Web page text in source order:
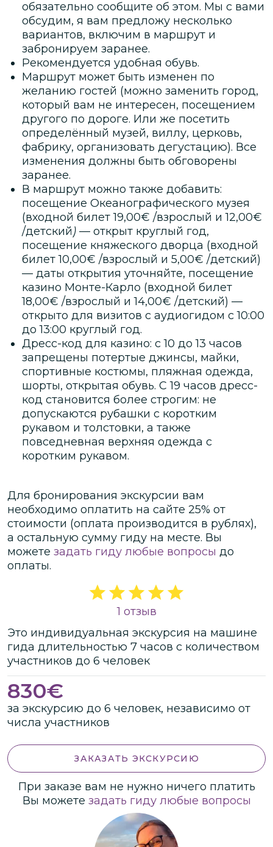
обязательно сообщите об этом. Мы с вами
обсудим, я вам предложу несколько
вариантов, включим в маршрут и
забронируем заранее.
Рекомендуется удобная обувь.
Маршрут может быть изменен по
желанию гостей (можно заменить город,
который вам не интересен, посещением
другого по дороге. Или же посетить
определённый музей, виллу, церковь,
фабрику, организовать дегустацию). Все
изменения должны быть обговорены
заранее.
‌В маршрут можно также добавить:
посещение Океанографического музея
(входной билет 19,00€ /взрослый и 12,00€
/детский) — открыт круглый год,
посещение княжеского дворца (входной
билет 10,00€ /взрослый и 5,00€ /детский)
— даты открытия уточняйте, посещение
казино Монте-Карло (входной билет
18,00€ /взрослый и 14,00€ /детский) —
открыто для визитов с аудиогидом с 10:00
до 13:00 круглый год.
Дресс-код для казино: с 10 до 13 часов
запрещены потертые джинсы, майки,
спортивные костюмы, пляжная одежда,
шорты, открытая обувь. С 19 часов дресс-
код становится более строгим: не
допускаются рубашки с коротким
рукавом и толстовки, а также
повседневная верхняя одежда с
коротким рукавом.
Для бронирования экскурсии вам
необходимо оплатить на сайте 25% от
стоимости (оплата производится в рублях),
а остальную сумму гиду на месте. Вы
можете задать гиду любые вопросы до
оплаты.
1 отзыв
Это индивидуальная экскурсия на машине
гида длительностью 7 часов с количеством
участников до 6 человек
830€
за экскурсию до 6 человек, независимо от
числа участников
ЗАКАЗАТЬ ЭКСКУРСИЮ
При заказе вам не нужно ничего платить
Вы можете задать гиду любые вопросы